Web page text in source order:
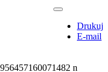
Drukuj
E-mail